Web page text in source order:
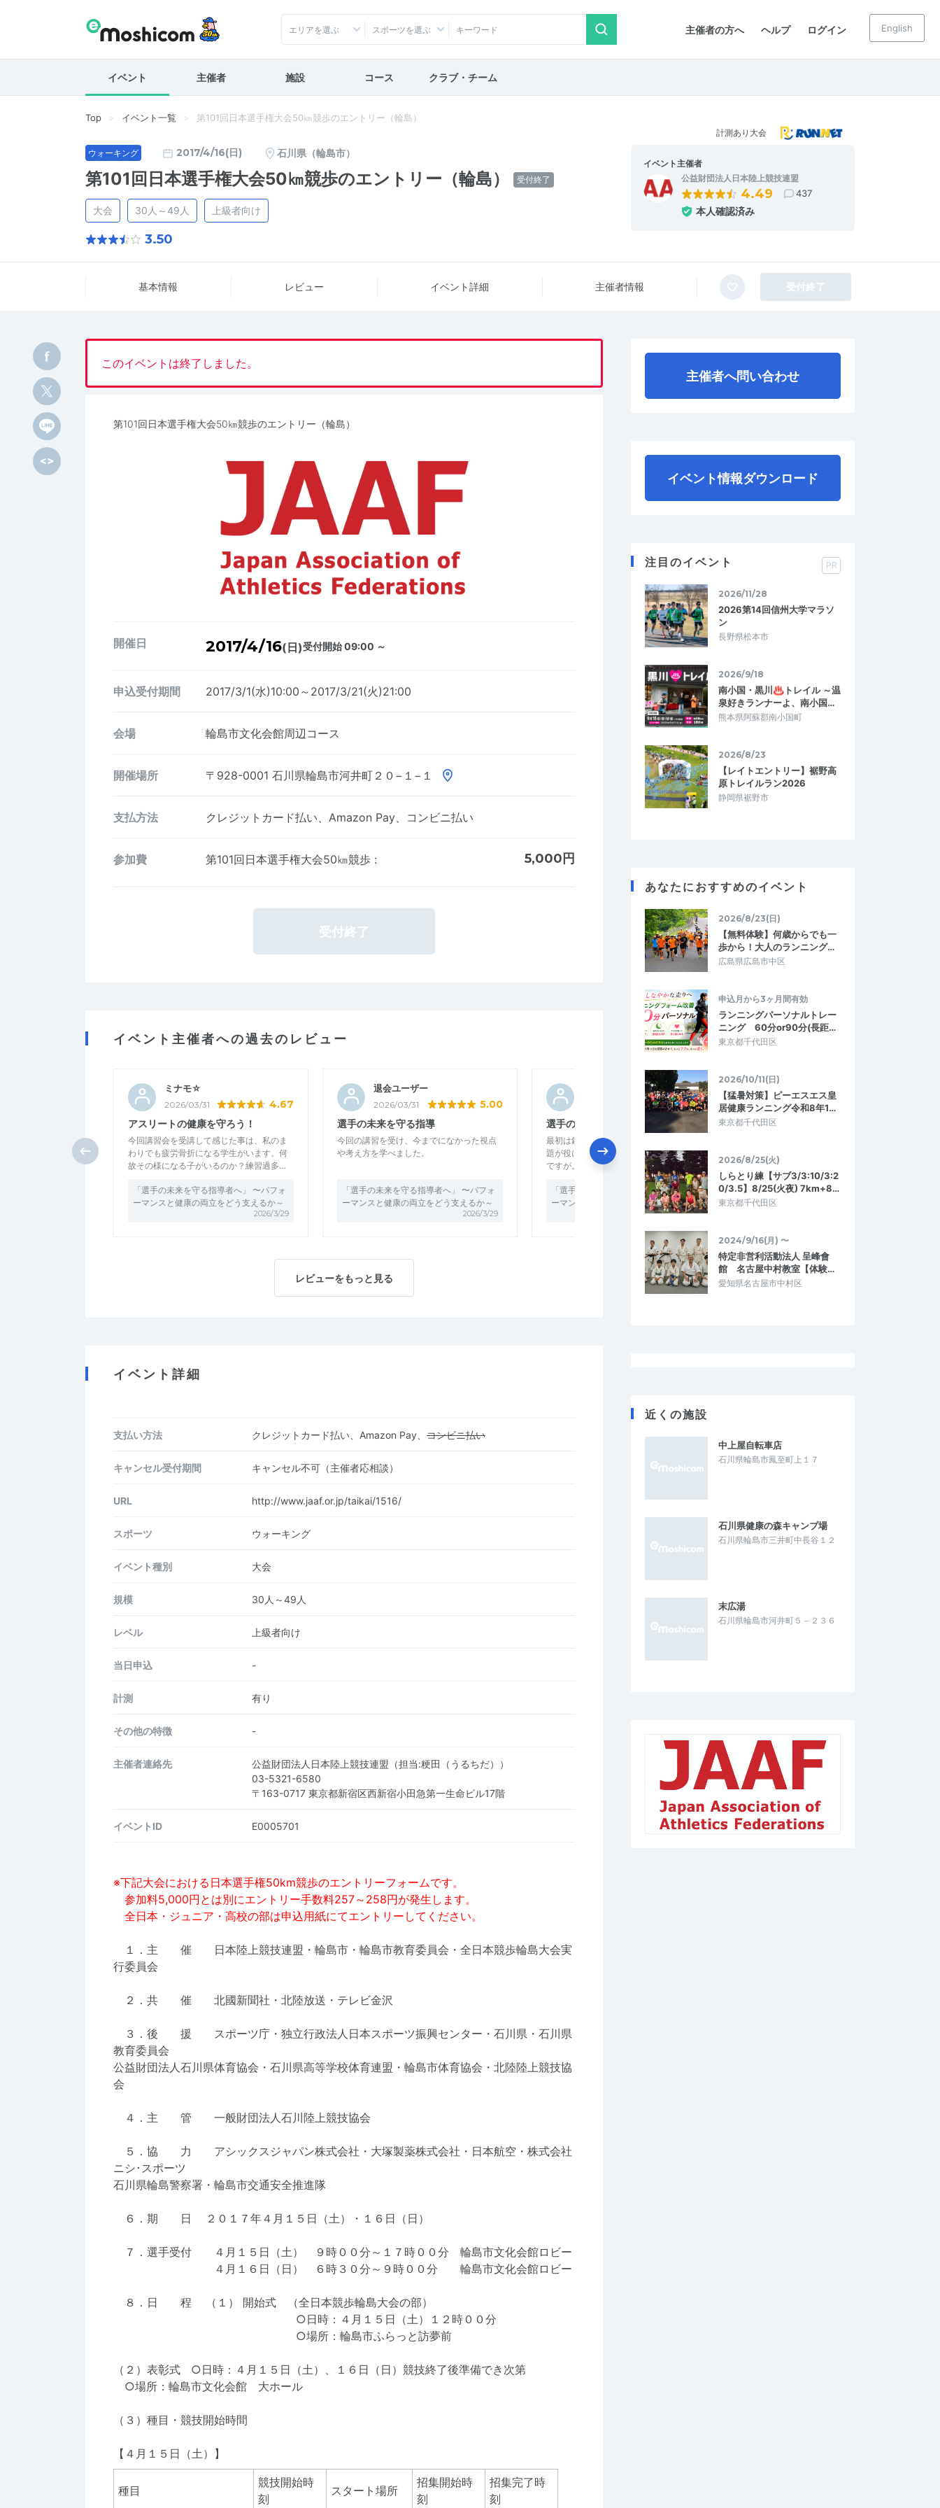
主催者の方へ ヘルプ ログイン
エリアを選ぶ スポーツを選ぶ English
イベント 主催者 施設 コース クラブ・チーム
Top イベント一覧 第101回日本選手権大会50㎞競歩のエントリー（輪島）
ウォーキング
計測あり大会
2017/4/16(日) 石川県（輪島市）
第101回日本選手権大会50㎞競歩のエントリー（輪島） 受付終了
大会 30人～49人 上級者向け
3.50
イベント主催者
公益財団法人日本陸上競技連盟
4.49 437
本人確認済み
基本情報 レビュー イベント詳細 主催者情報 受付終了
このイベントは終了しました。
第101回日本選手権大会50㎞競歩のエントリー（輪島）
開催日 2017/4/16(日)受付開始 09:00 ～
申込受付期間 2017/3/1(水)10:00～2017/3/21(火)21:00
会場 輪島市文化会館周辺コース
開催場所 〒928-0001 石川県輪島市河井町２０−１−１
支払方法 クレジットカード払い、Amazon Pay、コンビニ払い
参加費 第101回日本選手権大会50㎞競歩 : 5,000円
受付終了
イベント主催者への過去のレビュー
ミナモ☆
2026/03/31 4.67
アスリートの健康を守ろう！
今回講習会を受講して感じた事は、私のま
わりでも疲労骨折になる学生がいます。何
故その様になる子がいるのか？練習過多…
「選手の未来を守る指導者へ」 〜パフォ
ーマンスと健康の両立をどう支えるか～
2026/3/29
退会ユーザー
2026/03/31 5.00
選手の未来を守る指導
今回の講習を受け、今までになかった視点
や考え方を学べました。
「選手の未来を守る指導者へ」 〜パフォ
ーマンスと健康の両立をどう支えるか～
2026/3/29
イガラシキンシロウ
4.67
選手の未来を守る指導者へ
最初は鉄剤注射やエネルギー不足の講習議
題が役に立たつのか、ピンと来なかったの
ですが。講義を聞いていると現場の状況…
「選手の未来を守る指導者へ」 〜パフォ
ーマンスと健康の両立をどう支えるか～
2026/3/29
2025/03/22
体と心に関する考え方
としてはいかにパフォーマンスを上げて、
レースで発揮できるかは常に考えている…
ウェルビーイングとは？「指導者と考え
るこころとからだの健康」
レビューをもっと見る
イベント詳細
支払い方法 クレジットカード払い、Amazon Pay、 コンビニ払い
キャンセル受付期間 キャンセル不可（主催者応相談）
URL http://www.jaaf.or.jp/taikai/1516/
スポーツ ウォーキング
イベント種別 大会
規模 30人～49人
レベル 上級者向け
当日申込 -
計測 有り
その他の特徴 -
主催者連絡先
公益財団法人日本陸上競技連盟（担当:粳田（うるちだ））
03-5321-6580
〒163-0717 東京都新宿区西新宿小田急第一生命ビル17階
イベントID E0005701
※下記大会における日本選手権50km競歩のエントリーフォームです。
参加料5,000円とは別にエントリー手数料257～258円が発生します。
全日本・ジュニア・高校の部は申込用紙にてエントリーしてください。
１．主 催 日本陸上競技連盟・輪島市・輪島市教育委員会・全日本競歩輪島大会実
行委員会
２．共 催 北國新聞社・北陸放送・テレビ金沢
３．後 援 スポーツ庁・独立行政法人日本スポーツ振興センター・石川県・石川県
教育委員会
公益財団法人石川県体育協会・石川県高等学校体育連盟・輪島市体育協会・北陸陸上競技協
会
４．主 管 一般財団法人石川陸上競技協会
５．協 力 アシックスジャパン株式会社・大塚製薬株式会社・日本航空・株式会社
ニシ･スポーツ
石川県輪島警察署・輪島市交通安全推進隊
６．期 日 ２０１７年４月１５日（土）・１６日（日）
７．選手受付 ４月１５日（土） ９時００分～１７時００分 輪島市文化会館ロビー
４月１６日（日） ６時３０分～９時００分 輪島市文化会館ロビー
８．日 程 （１） 開始式 （全日本競歩輪島大会の部）
○日時：４月１５日（土）１２時００分
○場所：輪島市ふらっと訪夢前
（２）表彰式 ○日時：４月１５日（土）、１６日（日）競技終了後準備でき次第
○場所：輪島市文化会館 大ホール
（３）種目・競技開始時間
【４月１５日（土）】
種目
競技開始時
刻
スタート場所
招集開始時
刻
招集完了時
刻
主催者へ問い合わせ
イベント情報ダウンロード
注目のイベント PR
2026/11/28
2026第14回信州大学マラソ
ン
長野県松本市
2026/9/18
南小国・黒川♨トレイル ～温
泉好きランナーよ、南小国…
熊本県阿蘇郡南小国町
2026/8/23
【レイトエントリー】裾野高
原トレイルラン2026
静岡県裾野市
あなたにおすすめのイベント
2026/8/23(日)
【無料体験】何歳からでも一
歩から！大人のランニング…
広島県広島市中区
申込月から3ヶ月間有効
ランニングパーソナルトレー
ニング 60分or90分(長距…
東京都千代田区
2026/10/11(日)
【猛暑対策】ピーエスエス皇
居健康ランニング令和8年1…
東京都千代田区
2026/8/25(火)
しらとり練【サブ3/3:10/3:2
0/3.5】8/25(火夜) 7km+8…
東京都千代田区
2024/9/16(月) 〜
特定非営利活動法人 呈峰會
館 名古屋中村教室【体験…
愛知県名古屋市中村区
近くの施設
中上屋自転車店
石川県輪島市鳳至町上１７
石川県健康の森キャンプ場
石川県輪島市三井町中長谷１２
末広湯
石川県輪島市河井町５－２３６